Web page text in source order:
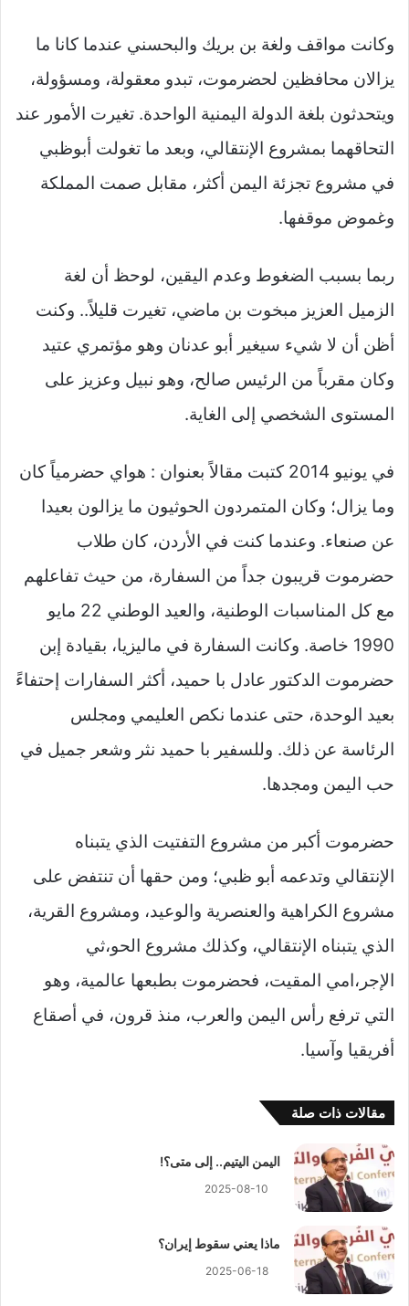
وكانت مواقف ولغة بن بريك والبحسني عندما كانا ما
يزالان محافظين لحضرموت، تبدو معقولة، ومسؤولة،
ويتحدثون بلغة الدولة اليمنية الواحدة. تغيرت الأمور عند
التحاقهما بمشروع الإنتقالي، وبعد ما تغولت أبوظبي
في مشروع تجزئة اليمن أكثر، مقابل صمت المملكة
وغموض موقفها.
ربما بسبب الضغوط وعدم اليقين، لوحظ أن لغة
الزميل العزيز مبخوت بن ماضي، تغيرت قليلاً.. وكنت
أظن أن لا شيء سيغير أبو عدنان وهو مؤتمري عتيد
وكان مقرباً من الرئيس صالح، وهو نبيل وعزيز على
المستوى الشخصي إلى الغاية.
في يونيو 2014 كتبت مقالاً بعنوان : هواي حضرمياً كان
وما يزال؛ وكان المتمردون الحوثيون ما يزالون بعيدا
عن صنعاء. وعندما كنت في الأردن، كان طلاب
حضرموت قريبون جداً من السفارة، من حيث تفاعلهم
مع كل المناسبات الوطنية، والعيد الوطني 22 مايو
1990 خاصة. وكانت السفارة في ماليزيا، بقيادة إبن
حضرموت الدكتور عادل با حميد، أكثر السفارات إحتفاءً
بعيد الوحدة، حتى عندما نكص العليمي ومجلس
الرئاسة عن ذلك. وللسفير با حميد نثر وشعر جميل في
حب اليمن ومجدها.
حضرموت أكبر من مشروع التفتيت الذي يتبناه
الإنتقالي وتدعمه أبو ظبي؛ ومن حقها أن تنتفض على
مشروع الكراهية والعنصرية والوعيد، ومشروع القرية،
الذي يتبناه الإنتقالي، وكذلك مشروع الحو،ثي
الإجر،امي المقيت، فحضرموت بطبعها عالمية، وهو
التي ترفع رأس اليمن والعرب، منذ قرون، في أصقاع
أفريقيا وآسيا.
مقالات ذات صلة
اليمن اليتيم.. إلى متى؟!
2025-08-10
ماذا يعني سقوط إيران؟
2025-06-18